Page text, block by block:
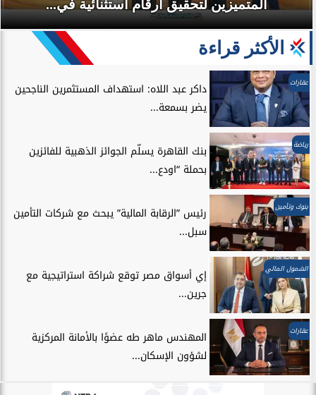
المتميزين لتحقيق ارقام استثنائية في...
الأكثر قراءة
عقارات
داكر عبد اللاه: استهداف المستثمرين الناجحين
يضر بسمعة...
رياضة
بنك القاهرة يسلّم الجوائز الذهبية للفائزين
بحملة “اودع...
بنوك وتأمين
رئيس ”الرقابة المالية” يبحث مع شركات التأمين
سبل...
الشمول المالي
إي أسواق مصر توقع شراكة استراتيجية مع
جرين...
عقارات
المهندس ماهر طه عضوًا بالأمانة المركزية
لشؤون الإسكان...